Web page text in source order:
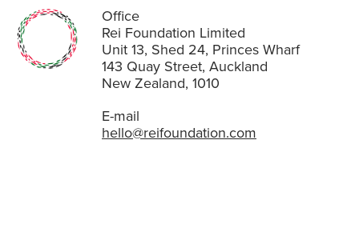
Office
Rei Foundation Limited
Unit 13, Shed 24, Princes Wharf
143 Quay Street, Auckland
New Zealand, 1010
E-mail
hello@reifoundation.com